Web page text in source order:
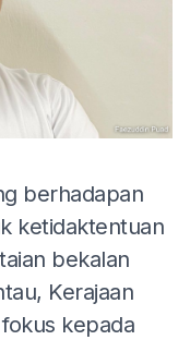
berhadapan
ketidaktentuan
bekalan
Kerajaan
kepada